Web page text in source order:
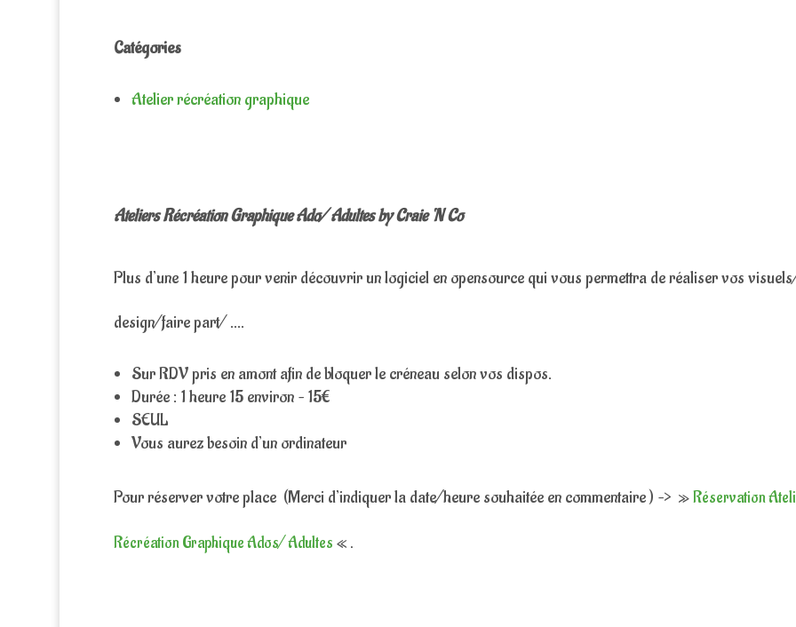
Catégories
Atelier récréation graphique
Ateliers Récréation Graphique Ado/ Adultes by Craie ‘N Co
Plus d’une 1 heure pour venir découvrir un logiciel en opensource qui vous permettra de réaliser vos
design/faire part/ ….
Sur RDV pris en amont afin de bloquer le créneau selon vos dispos.
Durée : 1 heure 15 environ – 15€
SEUL
Vous aurez besoin d’un ordinateur
Pour réserver votre place (Merci d’indiquer la date/heure souhaitée en commentaire ) –> »Réservation
Récréation Graphique Ados/ Adultes « .